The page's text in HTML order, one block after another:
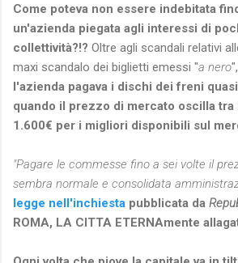
Come poteva non essere indebitata
un'azienda piegata agli interessi di
collettività?!? Oltre agli scandali relativi
maxi scandalo dei biglietti emessi "a nero",
l'azienda pagava i dischi dei freni
quando il prezzo di mercato oscilla tra
1.600€ per i migliori disponibili sul
"Pagare le commesse fino a sei volte il
sembra normale e consolidata
legge nell'inchiesta pubblicata da
ROMA, LA CITTA ETERNAmente